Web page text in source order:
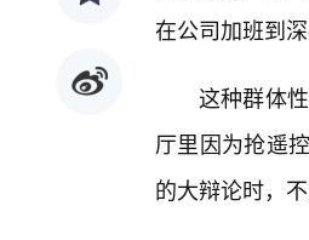
在公司加班到
这种群体
厅里因为抢遥
的大辩论时，